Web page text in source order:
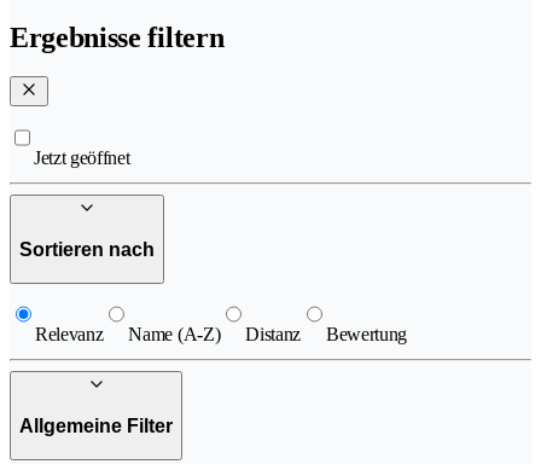
Ergebnisse filtern
Jetzt geöffnet
Sortieren nach
Relevanz Name (A-Z) Distanz Bewertung
Allgemeine Filter